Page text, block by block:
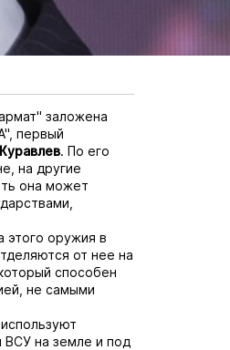
заложена
первый
. По его
на другие
она может
этого оружия в
от нее на
способен
не самыми
ВСУ на земле и под